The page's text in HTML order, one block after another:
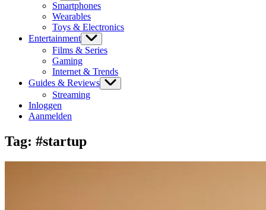
Smartphones
Wearables
Toys & Electronics
Entertainment
Films & Series
Gaming
Internet & Trends
Guides & Reviews
Streaming
Inloggen
Aanmelden
Tag: #startup